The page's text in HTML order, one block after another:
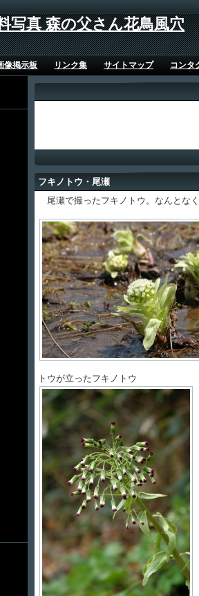
写真 森の父さん花鳥風穴
像掲示板 リンク集 サイトマップ コンタ
フキノトウ・尾瀬
尾瀬で撮ったフキノトウ。なんとな
トウが立ったフキノトウ